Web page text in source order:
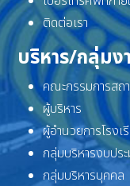
ติดต่อเรา
บริหาร/กลุ่มง
คณะกรรมการสถ
ผู้บริหาร
ผู้อำนวยการโรงเ
กลุ่มบริหารงบปร
กลุ่มบริหารบุคคล